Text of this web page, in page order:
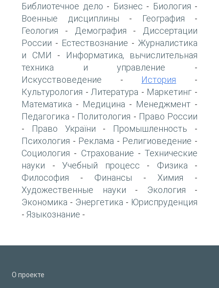
Библиотечное дело - Бизнес - Биология -
Военные дисциплины - География -
Геология - Демография -
Диссертации
России - Естествознание - Журналистика
и СМИ -
Информатика, вычислительная
техника и управление -
Искусствоведение - История -
Культурология - Литература - Маркетинг -
Математика - Медицина - Менеджмент -
Педагогика - Политология - Право России
- Право України - Промышленность -
Психология - Реклама - Религиоведение -
Социология - Страхование - Технические
науки - Учебный процесс - Физика -
Философия - Финансы - Химия -
Художественные науки - Экология -
Экономика - Энергетика - Юриспруденция
- Языкознание -
О проекте